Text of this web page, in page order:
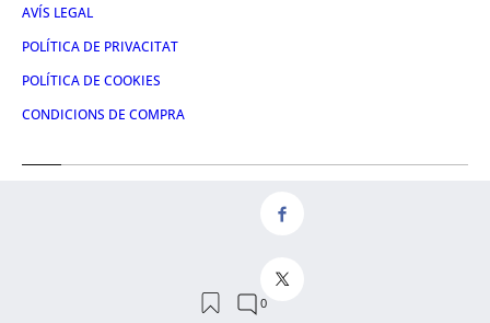
AVÍS LEGAL
POLÍTICA DE PRIVACITAT
POLÍTICA DE COOKIES
CONDICIONS DE COMPRA